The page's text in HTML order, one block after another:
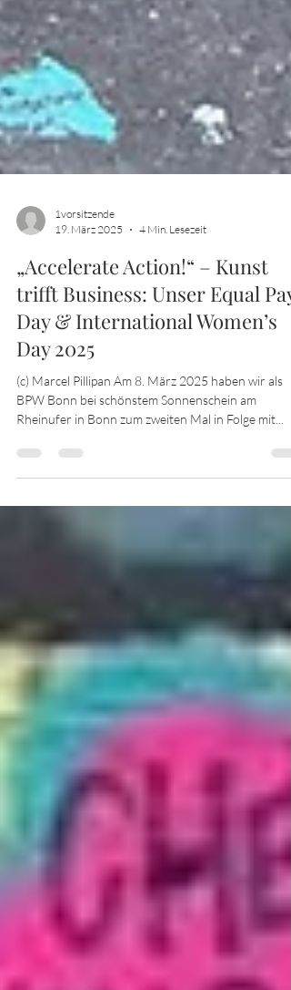
19. März 2025
4 Min. Lesezeit
„Accelerate Action!“ – Kunst
trifft Business: Unser Equal Pay
Day & International Women’s
Day 2025
(c) Marcel Pillipan Am 8. März 2025 haben wir als
Rheinufer in Bonn zum zweiten Mal in Folge mit...